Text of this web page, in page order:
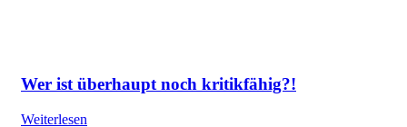
Wer ist überhaupt noch kritikfähig?!
Weiterlesen